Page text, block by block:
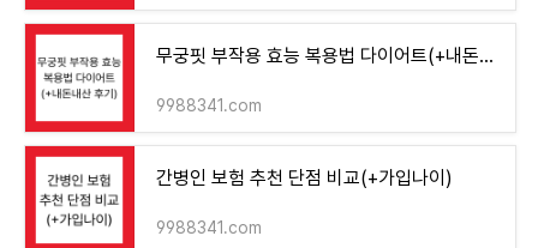
무궁핏 부작용 효능 복용법 다이어트(+내돈내산 후기)
9988341.com
간병인 보험 추천 단점 비교(+가입나이)
9988341.com